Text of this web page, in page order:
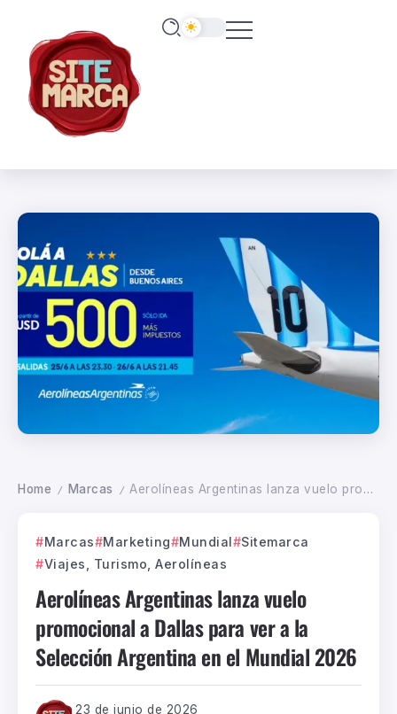
Home / Marcas / Aerolíneas Argentinas lanza vuelo promocional a Dallas para ver a la Selección Argentina en el Mundial 2026
Marcas Marketing Mundial
Sitemarca
Viajes, Turismo, Aerolíneas
Aerolíneas Argentinas lanza vuelo
promocional a Dallas para ver a la
Selección Argentina en el Mundial 2026
23 de junio de 2026